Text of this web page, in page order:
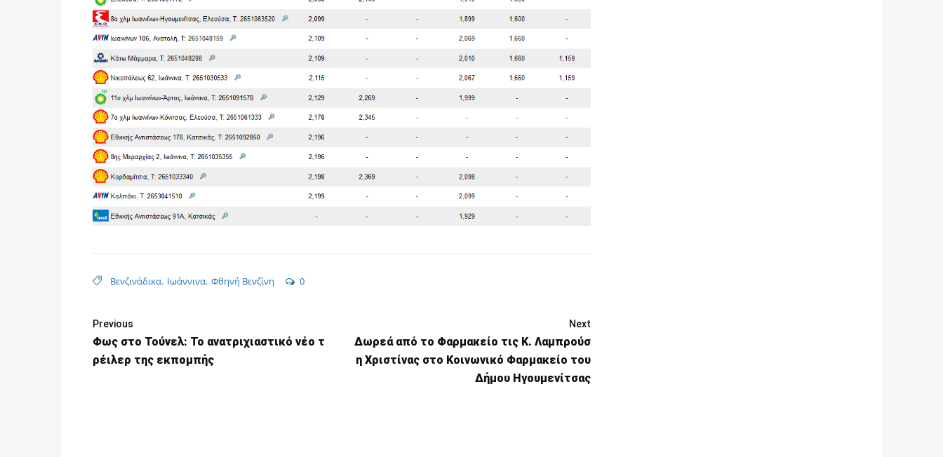
Βενζινάδικα, Ιωάννινα, Φθηνή Βενζίνη 0
Previous
Φως στο Τούνελ: Το ανατριχιαστικό νέο τ
ρέιλερ της εκπομπής
Next
Δωρεά από το Φαρμακείο τις Κ. Λαμπρούσ
η Χριστίνας στο Κοινωνικό Φαρμακείο του
Δήμου Ηγουμενίτσας